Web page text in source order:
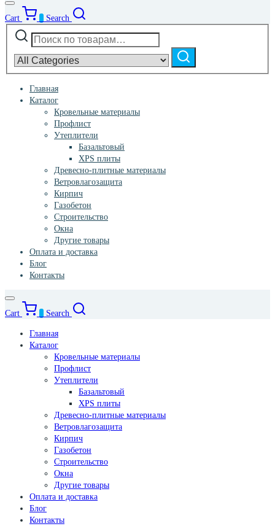
Cart
Search
Искать:
category:
Поиск
Главная
Каталог
Кровельные материалы
Профлист
Утеплители
Базальтовый
XPS плиты
Древесно-плитные материалы
Ветровлагозащита
Кирпич
Газобетон
Строительство
Окна
Другие товары
Оплата и доставка
Блог
Контакты
Cart Search
Главная
Каталог
Кровельные материалы
Профлист
Утеплители
Базальтовый
XPS плиты
Древесно-плитные материалы
Ветровлагозащита
Кирпич
Газобетон
Строительство
Окна
Другие товары
Оплата и доставка
Блог
Контакты